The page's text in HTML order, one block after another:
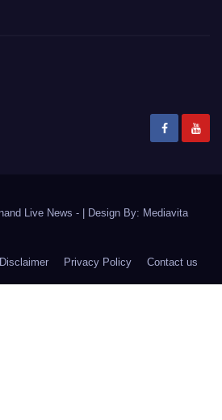
Live News - Design By: Mediavita
Disclaimer Privacy Policy Contact us